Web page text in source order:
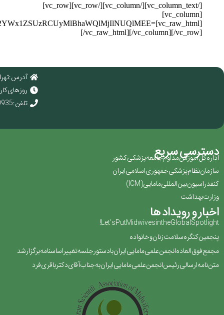
[/vc_column_text][/vc_column][/vc_row][vc_row]
[vc_column]
[/vc_raw_html][/vc_column][/vc_row]
آدرس :
روز های کاری
تلفن : 02166920935
دسترسی سریع
اداره کل آموزش مداوم جامعه پزشکی کشور
سازمان نظام پزشکی جمهوری اسلامی ایران ‏
کنفدراسیون بین المللی مامایی(‏ICM‏)‏
وزارت بهداشت
اخبار و رویداد ها
Let’s Put Midwives in the Global Spotlight!
پنجمین کنگره سلامت زنان و خانواده
مجمع فوق العاده انجمن علمی مامایی ایران با دستور جلسه تغییر اساسنامه برگزار شد
متن نامه ارسالی رئیس انجمن علمی مامایی ایران به جناب آقای دکتر باقری فرد